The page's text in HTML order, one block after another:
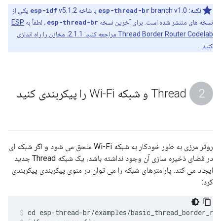
نکته: esp-thread-br branch v1.0 با شاخه esp-idf v5.1.2 یکی از
نسخه های منتشر شده است. برای آخرین نسخه esp-thread-br ، لطفاً به ESP
Thread Border Router Codelab مراجعه کنید: 2.1.1. مخازن را راه اندازی
کنید
روتر مرزی به طور خودکار به شبکه Wi-Fi ملحق می شود و اگر شبکه ای
در فضای ذخیره سازی آن وجود نداشته باشد، یک شبکه Thread جدید
ایجاد می کند. پارامترهای شبکه را می توان در منوی پیکربندی پیکربندی
کرد:
cd esp-thread-br/examples/